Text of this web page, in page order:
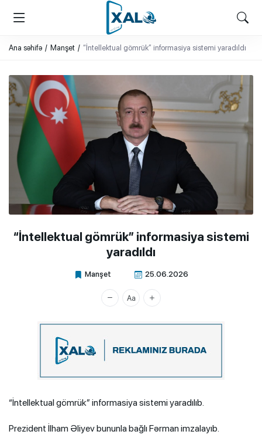
XALQ.ONLINE
ONLAYN PLATFORMA
Ana səhifə Manşet “İntellektual gömrük” informasiya sistemi yaradıldı
“İntellektual gömrük” informasiya sistemi
yaradıldı
Manşet 25.06.2026
Xalq.Online
“İntellektual gömrük” informasiya sistemi yaradılıb.
Prezident İlham Əliyev bununla bağlı Fərman imzalayıb.